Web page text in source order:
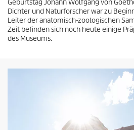
Geburtstag Johann Wolfgang von
Dichter und Naturforscher war zu
Leiter der anatomisch-zoologischen
Zeit befinden sich noch heute einige
des Museums.